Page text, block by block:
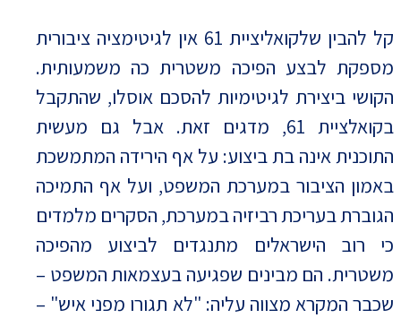
קל להבין שלקואליציית 61 אין לגיטימציה ציבורית
מספקת לבצע הפיכה משטרית כה משמעותית.
הקושי ביצירת לגיטימיות להסכם אוסלו, שהתקבל
בקואלציית 61, מדגים זאת. אבל גם מעשית
התוכנית אינה בת ביצוע: על אף הירידה המתמשכת
באמון הציבור במערכת המשפט, ועל אף התמיכה
הגוברת בעריכת רביזיה במערכת, הסקרים מלמדים
כי רוב הישראלים מתנגדים לביצוע מהפיכה
משטרית. הם מבינים שפגיעה בעצמאות המשפט –
שכבר המקרא מצווה עליה: "לא תגורו מפני איש" –